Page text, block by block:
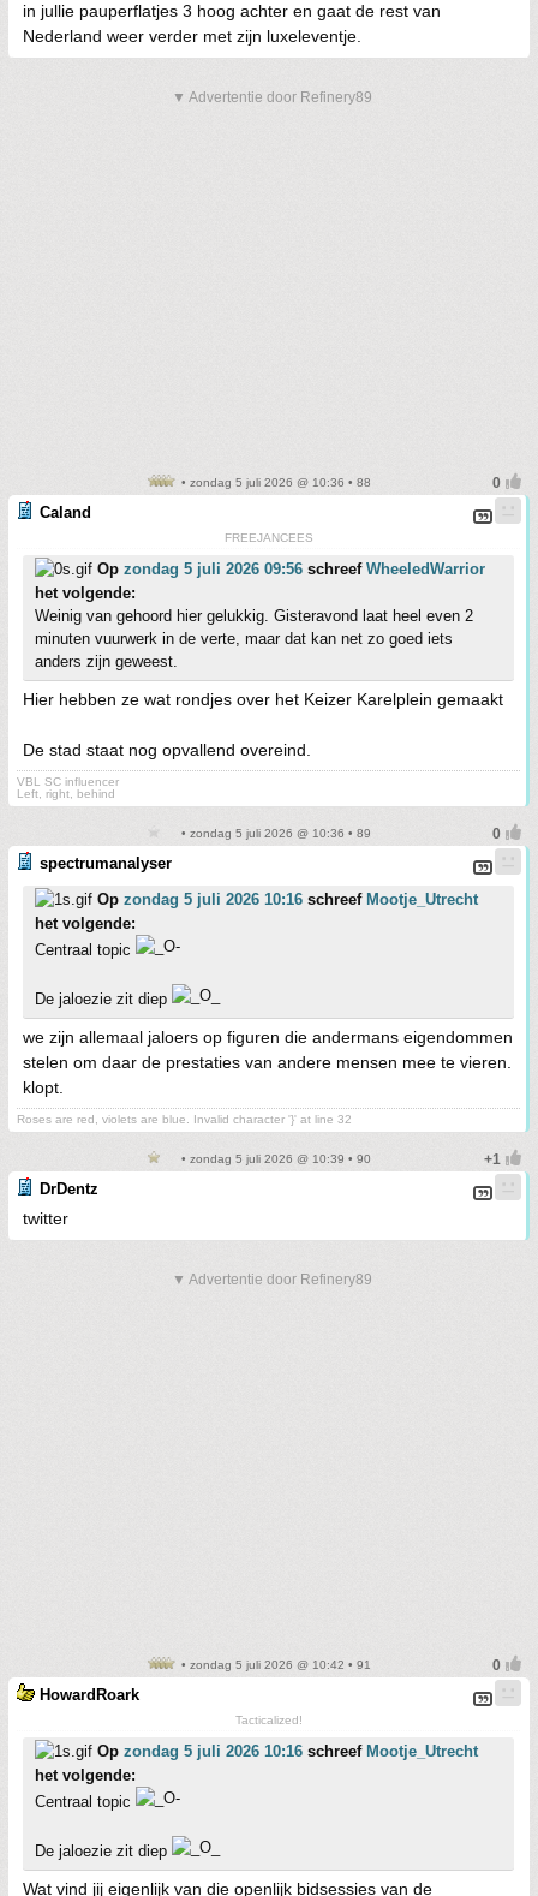
in jullie pauperflatjes 3 hoog achter en gaat de rest van
Nederland weer verder met zijn luxeleventje.
▼ Advertentie door Refinery89
• zondag 5 juli 2026 @ 10:36 • 88
Caland
FREEJANCEES
Op zondag 5 juli 2026 09:56 schreef WheeledWarrior
het volgende:
Weinig van gehoord hier gelukkig. Gisteravond laat heel even 2
minuten vuurwerk in de verte, maar dat kan net zo goed iets
anders zijn geweest.
Hier hebben ze wat rondjes over het Keizer Karelplein gemaakt
De stad staat nog opvallend overeind.
VBL SC influencer
Left, right, behind
• zondag 5 juli 2026 @ 10:36 • 89
spectrumanalyser
Op zondag 5 juli 2026 10:16 schreef Mootje_Utrecht
het volgende:
Centraal topic
De jaloezie zit diep
we zijn allemaal jaloers op figuren die andermans eigendommen
stelen om daar de prestaties van andere mensen mee te vieren.
klopt.
Roses are red, violets are blue. Invalid character '}' at line 32
• zondag 5 juli 2026 @ 10:39 • 90
DrDentz
twitter
▼ Advertentie door Refinery89
• zondag 5 juli 2026 @ 10:42 • 91
HowardRoark
Tacticalized!
Op zondag 5 juli 2026 10:16 schreef Mootje_Utrecht
het volgende:
Centraal topic
De jaloezie zit diep
Wat vind jij eigenlijk van die openlijk bidsessies van de